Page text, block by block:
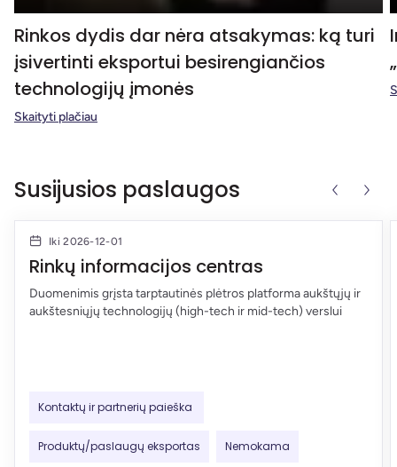
Rinkos dydis dar nėra atsakymas: ką turi
įsivertinti eksportui besirengiančios
technologijų įmonės
Skaityti plačiau
Susijusios paslaugos
Iki 2026-12-01
Rinkų informacijos centras
Duomenimis grįsta tarptautinės plėtros platforma aukštųjų ir
aukštesniųjų technologijų (high-tech ir mid-tech) verslui
Kontaktų ir partnerių paieška
Produktų/paslaugų eksportas Nemokama